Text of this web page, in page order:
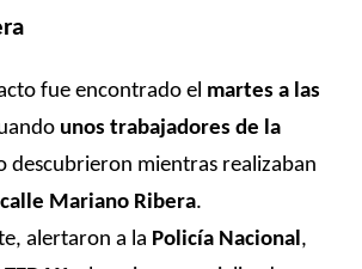
fue encontrado el martes a las
unos trabajadores de la
descubrieron mientras realizaban
calle Mariano Ribera.
alertaron a la Policía Nacional,